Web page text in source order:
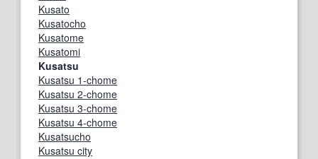
Kusato
Kusatocho
Kusatome
Kusatomi
Kusatsu
Kusatsu 1-chome
Kusatsu 2-chome
Kusatsu 3-chome
Kusatsu 4-chome
Kusatsucho
Kusatsu city